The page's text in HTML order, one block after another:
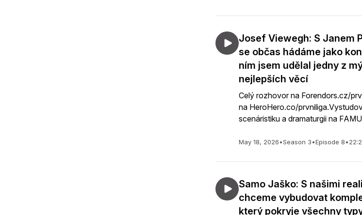
Josef Viewegh: S Janem
se občas hádáme jako
ním jsem udělal jedny z
nejlepších věcí
Celý rozhovor na Forendors.cz/
na HeroHero.co/
scenáristiku a dramaturgii na
May 18, 2026•Season 3•Episode 8•
Samo Jaško: S našimi
chceme vybudovat
který pokryje všechny